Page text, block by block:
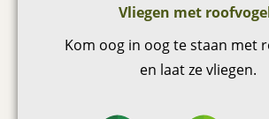
Vliegen met
Kom oog in oog te staan met
en laat ze vliegen.